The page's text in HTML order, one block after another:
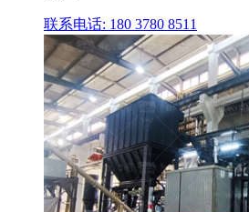
联系电话: 180 3780 8511